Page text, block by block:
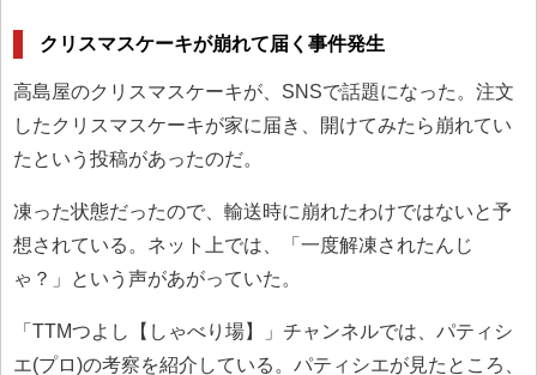
クリスマスケーキが崩れて届く事件発生
高島屋のクリスマスケーキが、SNSで話題になった。注文
したクリスマスケーキが家に届き、開けてみたら崩れてい
たという投稿があったのだ。
凍った状態だったので、輸送時に崩れたわけではないと予
想されている。ネット上では、「一度解凍されたんじ
ゃ？」という声があがっていた。
「TTMつよし【しゃべり場】」チャンネルでは、パティシ
エ(プロ)の考察を紹介している。パティシエが見たところ、